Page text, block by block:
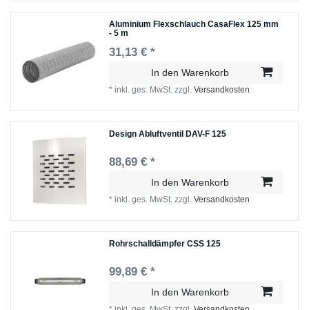
Aluminium Flexschlauch CasaFlex 125 mm
- 5 m
31,13 € *
In den Warenkorb
*inkl. ges. MwSt. zzgl.Versandkosten
Design Abluftventil DAV-F 125
88,69 € *
In den Warenkorb
*inkl. ges. MwSt. zzgl.Versandkosten
Rohrschalldämpfer CSS 125
99,89 € *
In den Warenkorb